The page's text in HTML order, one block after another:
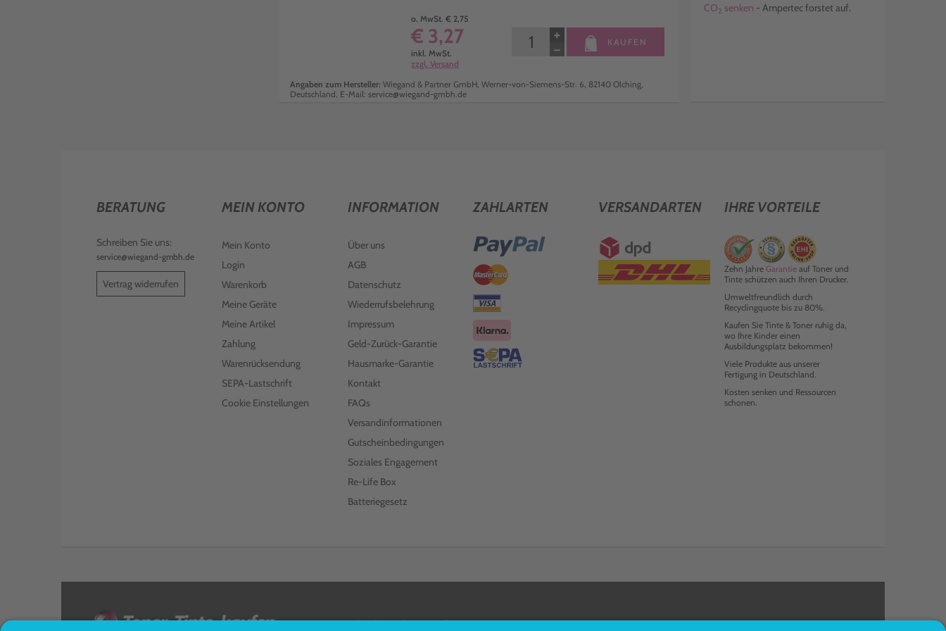
o. MwSt. € 2,75
€ 3,27
inkl. MwSt.
zzgl. Versand
−
+ KAUFEN
Angaben zum Hersteller: Wiegand & Partner GmbH, Werner-von-Siemens-Str. 6, 82140 Olching,
Deutschland, E-Mail: service@wiegand-gmbh.de
CO2 senken - Ampertec forstet auf.
BERATUNG
Schreiben Sie uns:
service@wiegand-gmbh.de
Vertrag widerrufen
MEIN KONTO
Mein Konto
Login
Warenkorb
Meine Geräte
Meine Artikel
Zahlung
Warenrücksendung
SEPA-Lastschrift
Cookie Einstellungen
INFORMATION
Über uns
AGB
Datenschutz
Wiederrufsbelehrung
Impressum
Geld-Zurück-Garantie
Hausmarke-Garantie
Kontakt
FAQs
Versandinformationen
Gutscheinbedingungen
Soziales Engagement
Re-Life Box
Batteriegesetz
ZAHLARTEN VERSANDARTEN IHRE VORTEILE
Zehn Jahre Garantieauf Toner und
Tinte schützen auch Ihren Drucker.
Umweltfreundlich durch
Recyclingquote bis zu 80%.
Kaufen Sie Tinte & Toner ruhig da,
wo Ihre Kinder einen
Ausbildungsplatz bekommen!
Viele Produkte aus unserer
Fertigung in Deutschland.
Kosten senken und Ressourcen
schonen.
< FOLGEN SIE UNS